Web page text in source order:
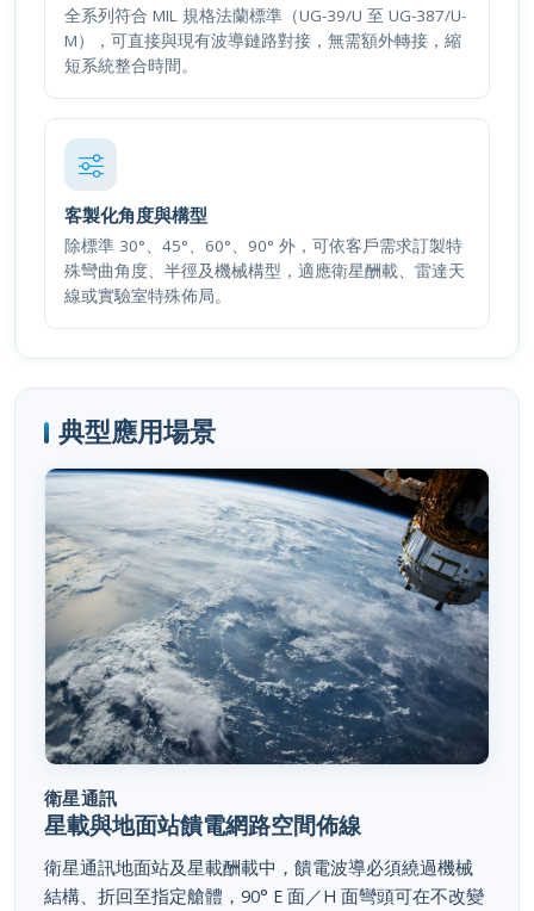
M），可直接與現有波導鏈路對接，無需額外轉接，縮
短系統整合時間。
客製化角度與構型
除標準 30°、45°、60°、90° 外，可依客戶需求訂製特
殊彎曲角度、半徑及機械構型，適應衛星酬載、雷達天
線或實驗室特殊佈局。
衛星通訊
星載與地面站饋電網路空間佈線
衛星通訊地面站及星載酬載中，饋電波導必須繞過機械
結構、折回至指定艙體，90° E 面／H 面彎頭可在不改變
傳輸模態的前提下完成空間轉向，維持訊號完整性並將